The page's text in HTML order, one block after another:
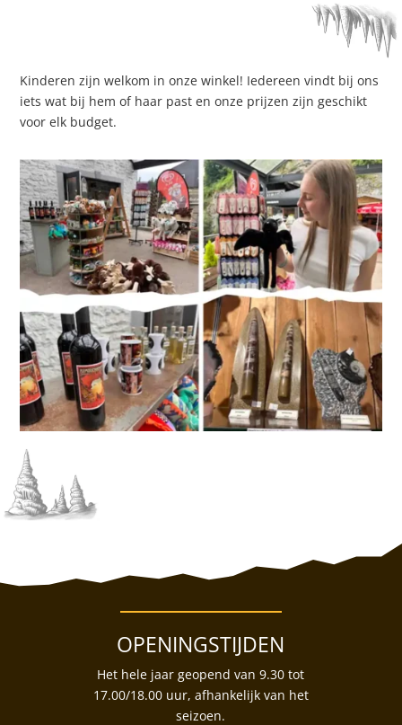
Kinderen zijn welkom in onze winkel! Iedereen vindt bij ons
iets wat bij hem of haar past en onze prijzen zijn geschikt
voor elk budget.
OPENINGSTIJDEN
Het hele jaar geopend van 9.30 tot
17.00/18.00 uur, afhankelijk van het
seizoen.